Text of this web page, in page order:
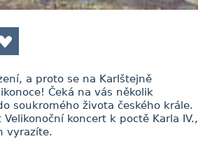
a proto se na Karlštejně
Čeká na vás několik
soukromého života českého krále.
koncert k poctě Karla IV.,
vyrazíte.